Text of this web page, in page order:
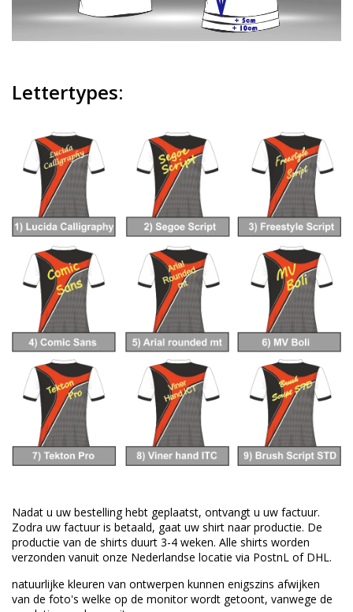
Lettertypes:
Nadat u uw bestelling hebt geplaatst, ontvangt u uw factuur.
Zodra uw factuur is betaald, gaat uw shirt naar productie. De
productie van de shirts duurt 3-4 weken. Alle shirts worden
verzonden vanuit onze Nederlandse locatie via PostnL of DHL.
natuurlijke kleuren van ontwerpen kunnen enigszins afwijken
van de foto's welke op de monitor wordt getoont, vanwege de